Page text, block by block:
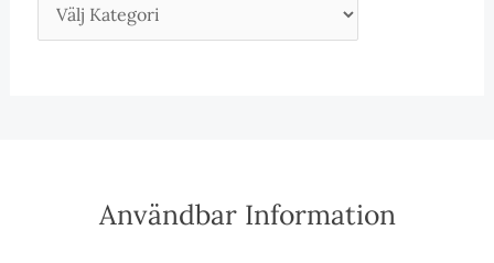
Användbar Information